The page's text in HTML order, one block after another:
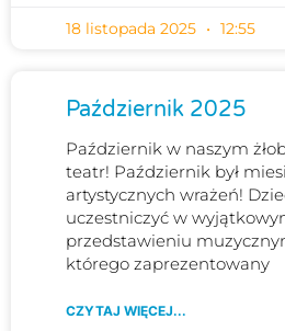
18 listopada 2025 12:55
Październik 2025
Październik w naszym
teatr! Październik był
artystycznych wrażeń!
uczestniczyć w
przedstawieniu
którego zaprezentowany
CZYTAJ WIĘCEJ...